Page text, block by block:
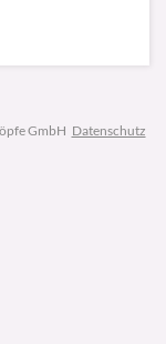
GmbH Datenschutz